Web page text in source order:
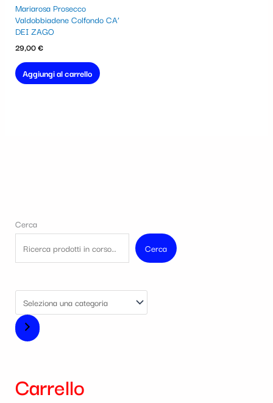
Mariarosa Prosecco
Valdobbiadene Colfondo CA’
DEI ZAGO
29,00€
Aggiungi al carrello
Cerca
Cerca
Carrello